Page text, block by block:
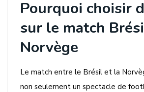
Pourquoi choisir
sur le match
Norvège
Le match entre le Brésil et la
non seulement un spectacle de